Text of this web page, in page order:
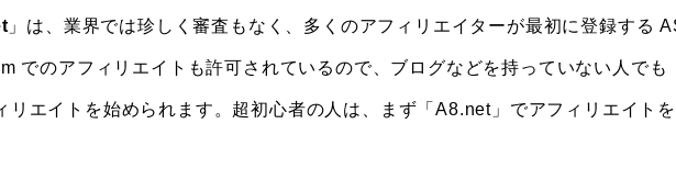
」は、業界では珍しく審査もなく、多くのアフィリエイターが最初に登録する
でのアフィリエイトも許可されているので、ブログなどを持っていない人でも
リエイトを始められます。超初心者の人は、まず「A8.net」でアフィリエイト